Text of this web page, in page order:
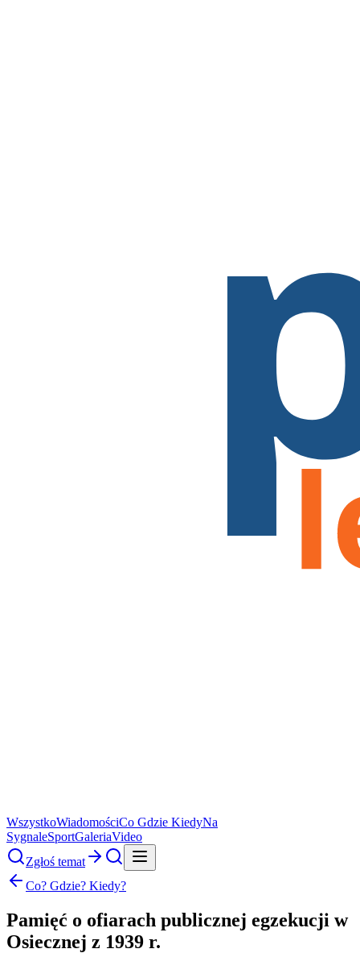
WszystkoWiadomościCo Gdzie KiedyNa
SygnaleSportGaleriaVideo
Zgłoś temat
Co? Gdzie? Kiedy?
Pamięć o ofiarach publicznej egzekucji w
Osiecznej z 1939 r.